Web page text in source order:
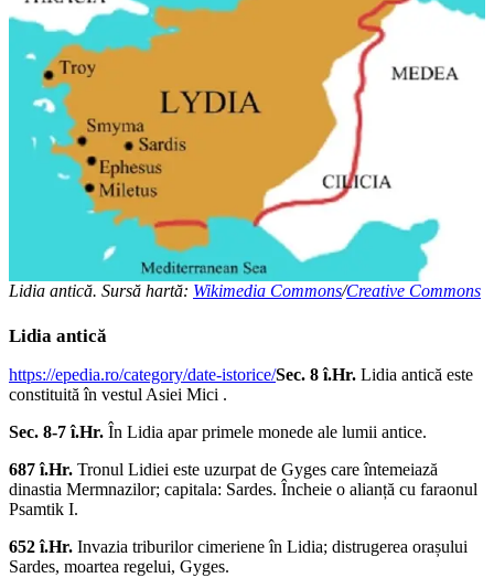
Lidia antică. Sursă hartă: Wikimedia Commons/Creative Commons
Lidia antică
https://epedia.ro/category/date-istorice/Sec. 8 î.Hr. Lidia antică este
constituită în vestul Asiei Mici .
Sec. 8-7 î.Hr. În Lidia apar primele monede ale lumii antice.
687 î.Hr. Tronul Lidiei este uzurpat de Gyges care întemeiază
dinastia Mermnazilor; capitala: Sardes. Încheie o alianță cu faraonul
Psamtik I.
652 î.Hr. Invazia triburilor cimeriene în Lidia; distrugerea orașului
Sardes, moartea regelui, Gyges.